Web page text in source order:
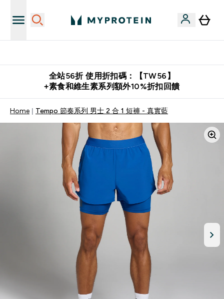
全站56折 使用折扣碼：【TW56】
+素食和維生素系列額外10%折扣回饋
Home Tempo 節奏系列 男士 2 合 1 短褲 - 真實藍